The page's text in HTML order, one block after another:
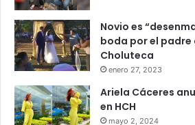
Novio es
boda por el padre
Choluteca
enero 27, 2023
Ariela Cáceres
en HCH
mayo 2, 2024